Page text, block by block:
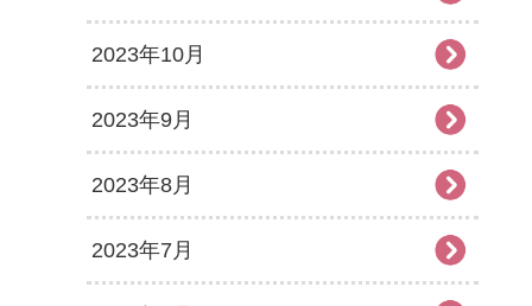
2023年10月
2023年9月
2023年8月
2023年7月